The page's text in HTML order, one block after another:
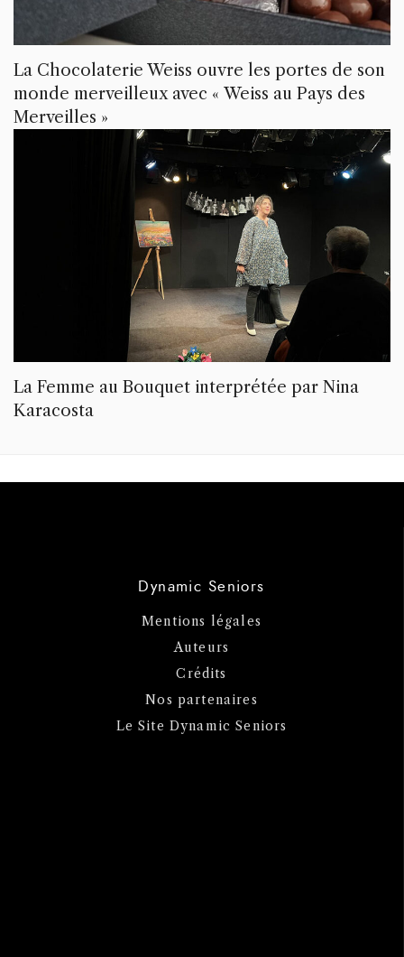
La Chocolaterie Weiss ouvre les portes de son
monde merveilleux avec « Weiss au Pays des
Merveilles »
La Femme au Bouquet interprétée par Nina
Karacosta
Dynamic Seniors
Mentions légales
Auteurs
Crédits
Nos partenaires
Le Site Dynamic Seniors